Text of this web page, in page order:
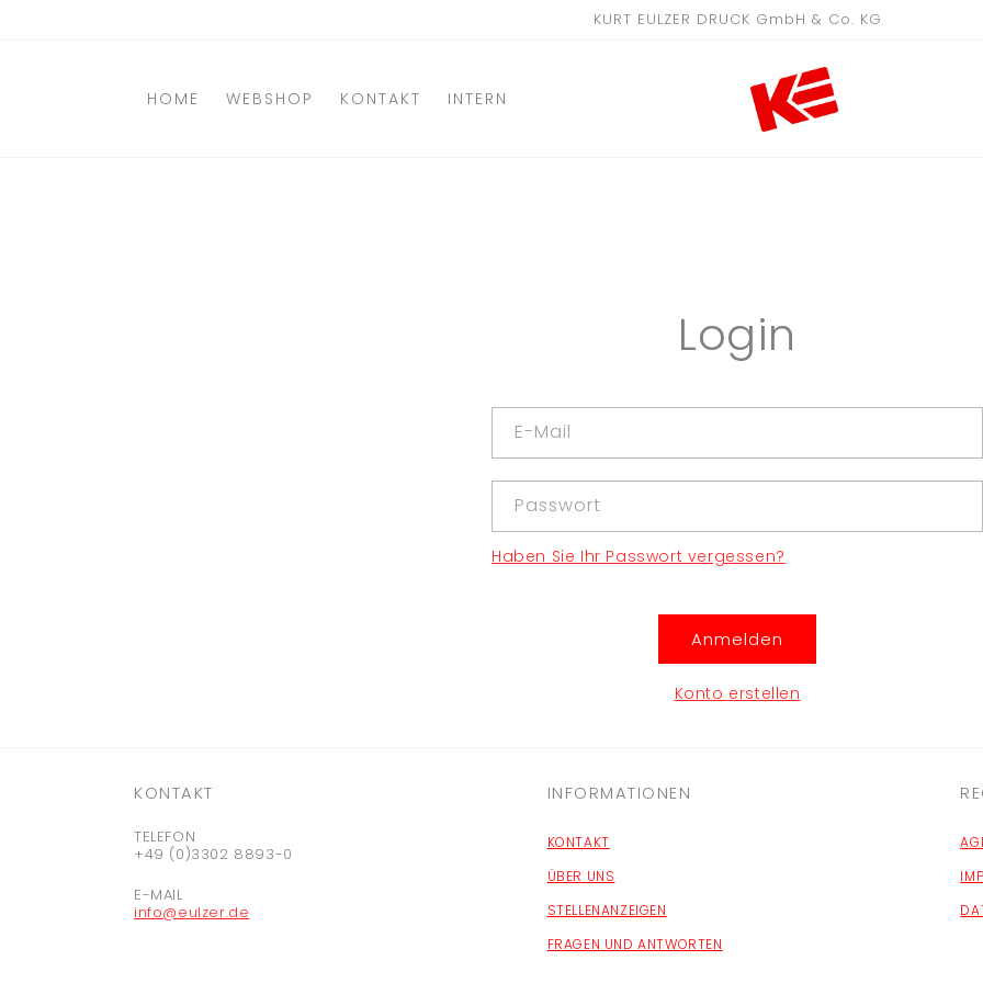
KURT EULZER DRUCK GmbH & Co. KG
HOME WEBSHOP KONTAKT INTERN
Login
E-Mail
Passwort
Haben Sie Ihr Passwort vergessen?
Anmelden
Konto erstellen
KONTAKT
TELEFON
+49 (0)3302 8893-0
E-MAIL
info@eulzer.de
INFORMATIONEN
KONTAKT
ÜBER UNS
STELLENANZEIGEN
FRAGEN UND ANTWORTEN